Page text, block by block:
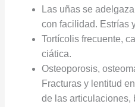
Las uñas se
con facilidad. Estrías
Tortícolis frecuente,
ciática.
Osteoporosis,
Fracturas y lentitud
de las articulaciones,